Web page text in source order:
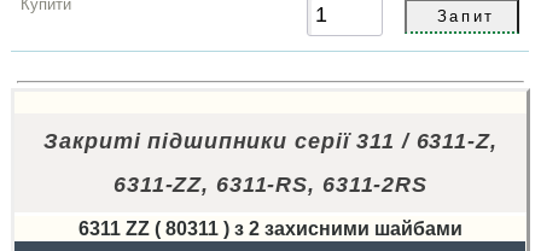
Закриті підшипники серії 311 / 6311-Z,
6311-ZZ, 6311-RS, 6311-2RS
6311 ZZ ( 80311 ) з 2 захисними шайбами